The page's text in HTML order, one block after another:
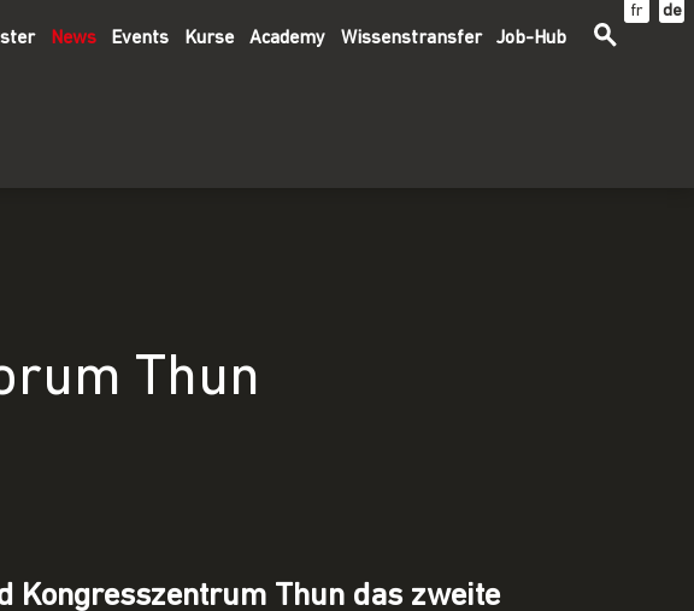
News Events Kurse Academy Wissenstransfer Job-Hub
fr de
Thun
Kongresszentrum Thun das zweite